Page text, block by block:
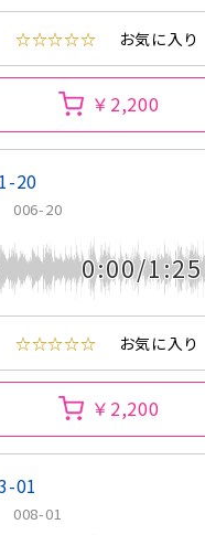
☆☆☆☆☆ お気に入り
￥2,200
20
006-20
0:00/1:25
☆☆☆☆☆ お気に入り
￥2,200
01
008-01